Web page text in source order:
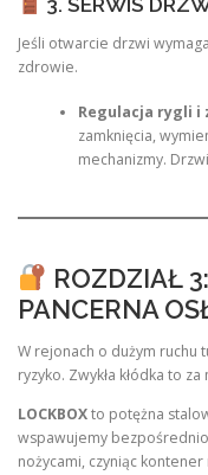
Jeśli otwarcie drzwi
zdrowie.
Regulacja rygli i
zamknięcia,
mechanizmy.
ROZDZIAŁ
PANCERNA
W rejonach o dużym ruchu
ryzyko. Zwykła kłódka to za
LOCKBOXto potężna
wspawujemy
nożycami, czyniąc